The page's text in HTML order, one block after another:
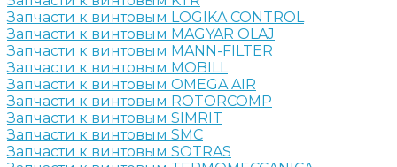
Запчасти к винтовым LOGIKA CONTROL
Запчасти к винтовым MAGYAR OLAJ
Запчасти к винтовым MANN-FILTER
Запчасти к винтовым MOBILL
Запчасти к винтовым OMEGA AIR
Запчасти к винтовым ROTORCOMP
Запчасти к винтовым SIMRIT
Запчасти к винтовым SMC
Запчасти к винтовым SOTRAS